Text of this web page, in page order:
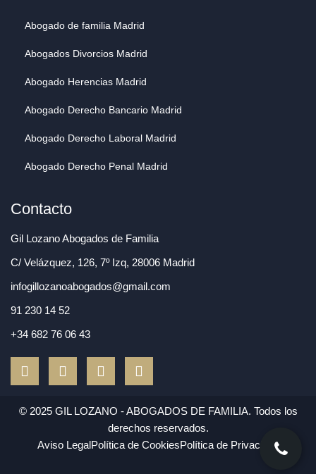
Abogado de familia Madrid
Abogados Divorcios Madrid
Abogado Herencias Madrid
Abogado Derecho Bancario Madrid
Abogado Derecho Laboral Madrid
Abogado Derecho Penal Madrid
Contacto
Gil Lozano Abogados de Familia
C/ Velázquez, 126, 7º Izq, 28006 Madrid
infogillozanoabogados@gmail.com
91 230 14 52
+34 682 76 06 43
F
a
e
b
T
w
t
t
r
L
i
k
e
i
I
n
t
a
g
r
© 2025 GIL LOZANO - ABOGADOS DE FAMILIA. Todos los
derechos reservados.
Aviso Legal Política de CookiesPolítica de Privacidad